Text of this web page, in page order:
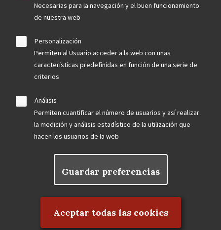
Necesarias para la navegación y el buen funcionamiento
de nuestra web
Personalización
Permiten al Usuario acceder a la web con unas
características predefinidas en función de una serie de
criterios
Análisis
Permiten cuantificar el número de usuarios y así realizar
la medición y análisis estadístico de la utilización que
hacen los usuarios de la web
Guardar preferencias
Aceptar todas las cookies